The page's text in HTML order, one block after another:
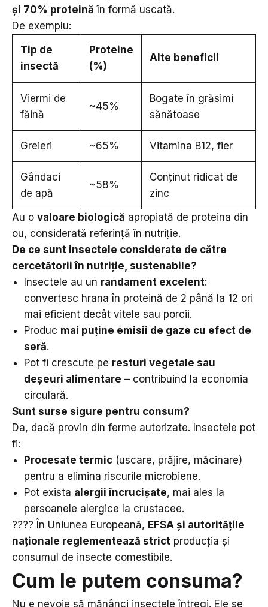
și 70% proteină în formă uscată.
De exemplu:
Tip de
insectă
Proteine
(%)
Alte beneficii
Viermi de
făină
~45%
Bogate în grăsimi
sănătoase
Greieri ~65% Vitamina B12, fier
Gândaci
de apă
~58%
Conținut ridicat de
zinc
Au o valoare biologică apropiată de proteina din
ou, considerată referință în nutriție.
De ce sunt insectele considerate de către
cercetătorii în nutriție, sustenabile?
Insectele au un randament excelent:
convertesc hrana în proteină de 2 până la 12 ori
mai eficient decât vitele sau porcii.
Produc mai puține emisii de gaze cu efect de
seră.
Pot fi crescute pe resturi vegetale sau
deșeuri alimentare – contribuind la economia
circulară.
Sunt surse sigure pentru consum?
Da, dacă provin din ferme autorizate. Insectele pot
fi:
Procesate termic (uscare, prăjire, măcinare)
pentru a elimina riscurile microbiene.
Pot exista alergii încrucișate, mai ales la
persoanele alergice la crustacee.
???? În Uniunea Europeană, EFSA și autoritățile
naționale reglementează strict producția și
consumul de insecte comestibile.
Cum le putem consuma?
Nu e nevoie să mănânci insectele întregi. Ele se